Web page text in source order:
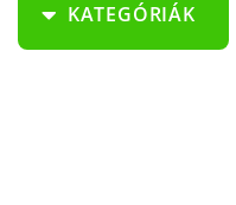
KATEGÓRIÁK